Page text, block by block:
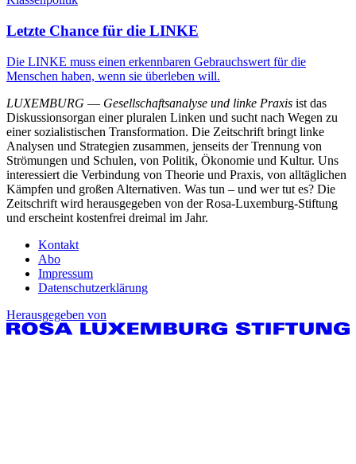
Letzte Chance für die LINKE
Die LINKE muss einen erkennbaren Gebrauchswert für die
Menschen haben, wenn sie überleben will.
LUXEMBURG — Gesellschaftsanalyse und linke Praxis ist das
Diskussionsorgan einer pluralen Linken und sucht nach Wegen zu
einer sozialistischen Transformation. Die Zeitschrift bringt linke
Analysen und Strategien zusammen, jenseits der Trennung von
Strömungen und Schulen, von Politik, Ökonomie und Kultur. Uns
interessiert die Verbindung von Theorie und Praxis, von alltäglichen
Kämpfen und großen Alternativen. Was tun – und wer tut es? Die
Zeitschrift wird herausgegeben von der Rosa-Luxemburg-Stiftung
und erscheint kostenfrei dreimal im Jahr.
Kontakt
Abo
Impressum
Datenschutzerklärung
Herausgegeben von